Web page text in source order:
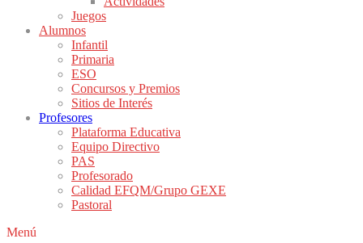
Juegos
Alumnos
Infantil
Primaria
ESO
Concursos y Premios
Sitios de Interés
Profesores
Plataforma Educativa
Equipo Directivo
PAS
Profesorado
Calidad EFQM/Grupo GEXE
Pastoral
Menú